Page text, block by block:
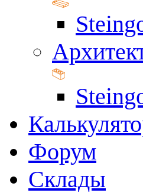
Форум
Склады